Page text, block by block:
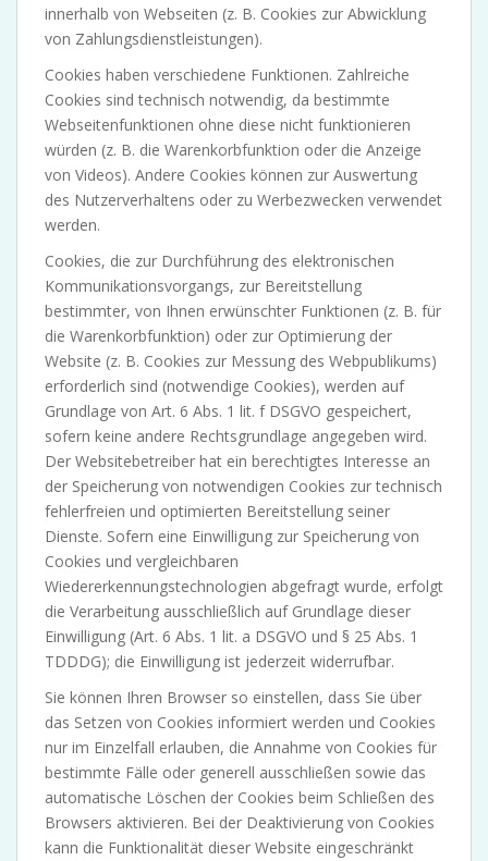
innerhalb von Webseiten (z. B. Cookies zur Abwicklung
von Zahlungsdienstleistungen).
Cookies haben verschiedene Funktionen. Zahlreiche
Cookies sind technisch notwendig, da bestimmte
Webseitenfunktionen ohne diese nicht funktionieren
würden (z. B. die Warenkorbfunktion oder die Anzeige
von Videos). Andere Cookies können zur Auswertung
des Nutzerverhaltens oder zu Werbezwecken verwendet
werden.
Cookies, die zur Durchführung des elektronischen
Kommunikationsvorgangs, zur Bereitstellung
bestimmter, von Ihnen erwünschter Funktionen (z. B. für
die Warenkorbfunktion) oder zur Optimierung der
Website (z. B. Cookies zur Messung des Webpublikums)
erforderlich sind (notwendige Cookies), werden auf
Grundlage von Art. 6 Abs. 1 lit. f DSGVO gespeichert,
sofern keine andere Rechtsgrundlage angegeben wird.
Der Websitebetreiber hat ein berechtigtes Interesse an
der Speicherung von notwendigen Cookies zur technisch
fehlerfreien und optimierten Bereitstellung seiner
Dienste. Sofern eine Einwilligung zur Speicherung von
Cookies und vergleichbaren
Wiedererkennungstechnologien abgefragt wurde, erfolgt
die Verarbeitung ausschließlich auf Grundlage dieser
Einwilligung (Art. 6 Abs. 1 lit. a DSGVO und § 25 Abs. 1
TDDDG); die Einwilligung ist jederzeit widerrufbar.
Sie können Ihren Browser so einstellen, dass Sie über
das Setzen von Cookies informiert werden und Cookies
nur im Einzelfall erlauben, die Annahme von Cookies für
bestimmte Fälle oder generell ausschließen sowie das
automatische Löschen der Cookies beim Schließen des
Browsers aktivieren. Bei der Deaktivierung von Cookies
kann die Funktionalität dieser Website eingeschränkt